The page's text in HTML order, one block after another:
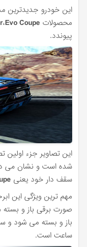
این خودرو جدیدترین
محصولات
،Evo Coupe
پیوندد.
این تصاویر جزء اولین
شده است و نشان می
سقف دار خود یعنی
مهم ‌ترین ویژگی این
ساعت است.